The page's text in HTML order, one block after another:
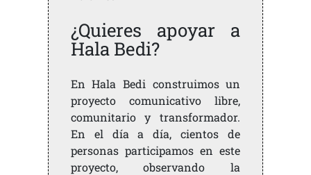
¿Quieres apoyar a
Hala Bedi?
En Hala Bedi construimos un
proyecto comunicativo libre,
comunitario y transformador.
En el día a día, cientos de
personas participamos en este
proyecto, observando la